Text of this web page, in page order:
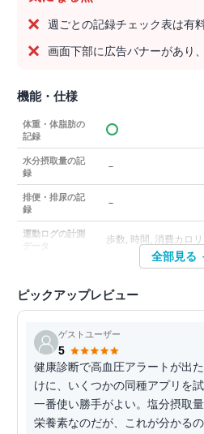
週ごとの記録チェック表は有
画面下部に広告バナーがあり
機能・仕様
体重・体脂肪の
記録
水分摂取量の記
録
－
排便・排尿の記
録
－
運動ログの計測
歩数, 時間, 消費カロ
全部見る
ピックアップレビュー
ゲストユーザー
5
健康診断で高血圧アラートが出
けに、いくつかの同種アプリを
一番使い勝手がよい。塩分摂取
栄養素なのだが、これが分かる